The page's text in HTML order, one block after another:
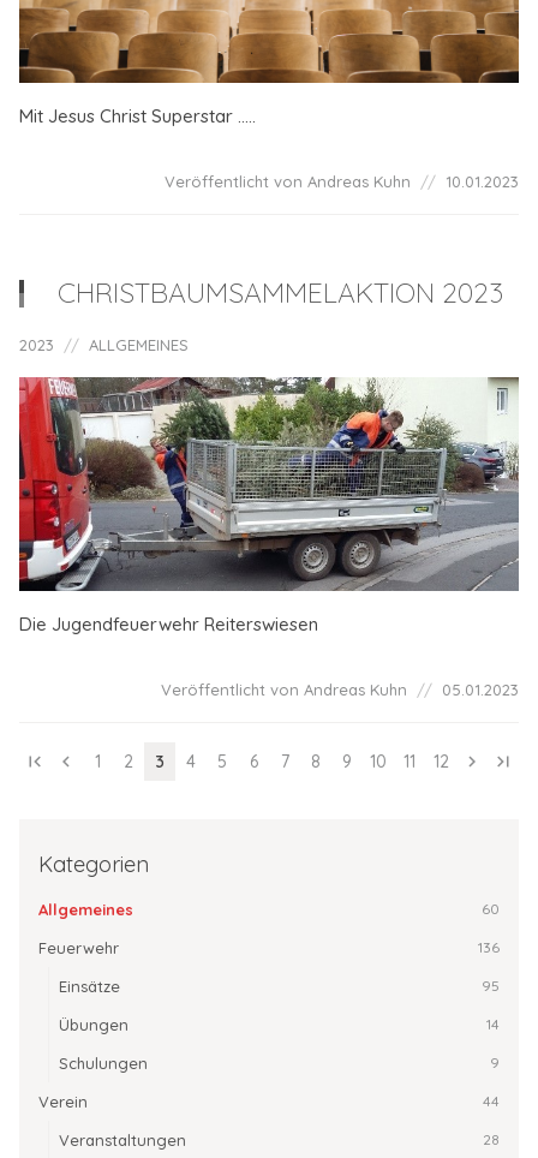
Mit Jesus Christ Superstar .....
Veröffentlicht von Andreas Kuhn 10.01.2023
CHRISTBAUMSAMMELAKTION 2023
2023 ALLGEMEINES
Die Jugendfeuerwehr Reiterswiesen
Veröffentlicht von Andreas Kuhn 05.01.2023
first_page chevron_left 1 2 3 4 5 6 7 8 9 10 11 12 chevron_right last_page
Kategorien
Allgemeines 60
Feuerwehr 136
Einsätze 95
Übungen 14
Schulungen 9
Verein 44
Veranstaltungen 28